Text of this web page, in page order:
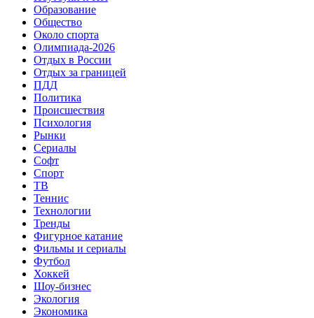
Образование
Общество
Около спорта
Олимпиада-2026
Отдых в России
Отдых за границей
ПДД
Политика
Происшествия
Психология
Рынки
Сериалы
Софт
Спорт
ТВ
Теннис
Технологии
Тренды
Фигурное катание
Фильмы и сериалы
Футбол
Хоккей
Шоу-бизнес
Экология
Экономика